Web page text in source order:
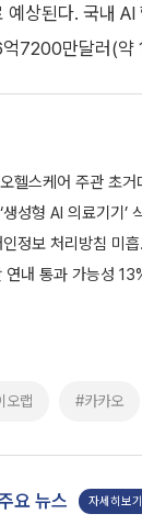
예상된다. 국내
7200만달러(약
헬스케어 주관 초
성형 AI 의료기기’
정보 처리방침 미
연내 통과 가능성
오랩 #카카오
요 뉴스 자세히보기